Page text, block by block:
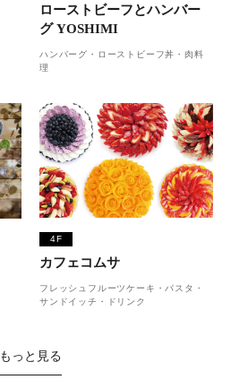
ローストビーフとハンバー
グ YOSHIMI
ハンバーグ・ローストビーフ丼・肉料
理
4F
カフェコムサ
フレッシュフルーツケーキ・パスタ・
サンドイッチ・ドリンク
もっと見る